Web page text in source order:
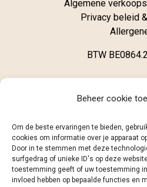
Beheer cookie
Om de beste ervaringen te bieden,
cookies om informatie over je apparaat
Door in te stemmen met deze
surfgedrag of unieke ID's op deze
toestemming geeft of uw toestemming
invloed hebben op bepaalde functies en
Algemene
Privacy beleid
BTW
B-8020
+32 (0)468